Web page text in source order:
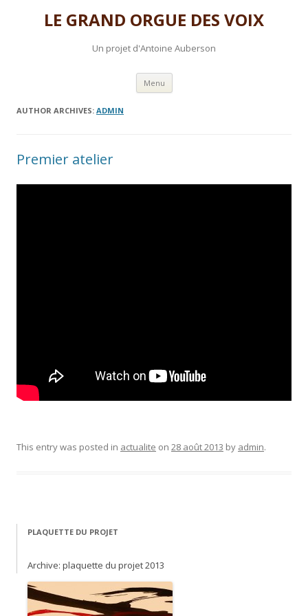
LE GRAND ORGUE DES VOIX
Un projet d'Antoine Auberson
Menu Skip to content
AUTHOR ARCHIVES: ADMIN
Premier atelier
This entry was posted in actualite on 28 août 2013 by admin.
PLAQUETTE DU PROJET
Archive: plaquette du projet 2013